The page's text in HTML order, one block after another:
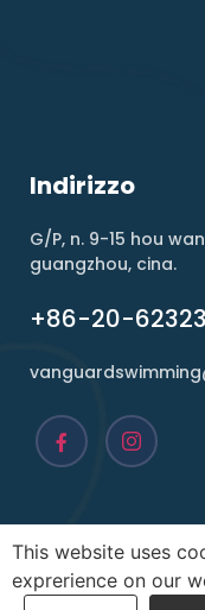
Indirizzo
G/P, n. 9-15 hou
guangzhou, cina.
+86-20-
Copyright
This website uses
exprerience on our